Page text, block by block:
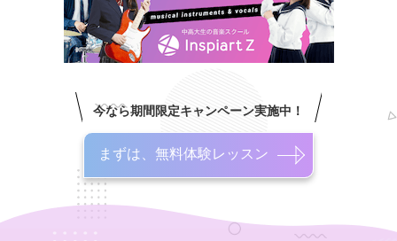
今なら期間限定キャンペーン実施中！
まずは、無料体験レッスン